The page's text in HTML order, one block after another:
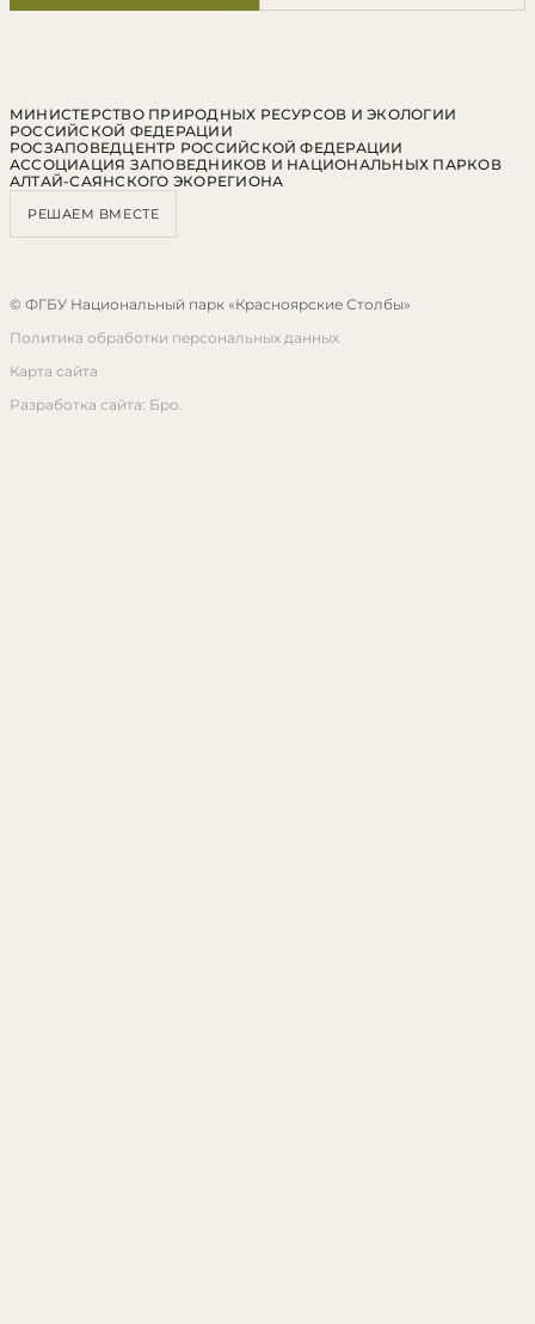
МИНИСТЕРСТВО ПРИРОДНЫХ РЕСУРСОВ И ЭКОЛОГИИ
РОССИЙСКОЙ ФЕДЕРАЦИИ
РОСЗАПОВЕДЦЕНТР РОССИЙСКОЙ ФЕДЕРАЦИИ
АССОЦИАЦИЯ ЗАПОВЕДНИКОВ И НАЦИОНАЛЬНЫХ ПАРКОВ
АЛТАЙ-САЯНСКОГО ЭКОРЕГИОНА
РЕШАЕМ ВМЕСТЕ
© ФГБУ Национальный парк «Красноярские Столбы»
Политика обработки персональных данных
Карта сайта
Разработка сайта: Бро.